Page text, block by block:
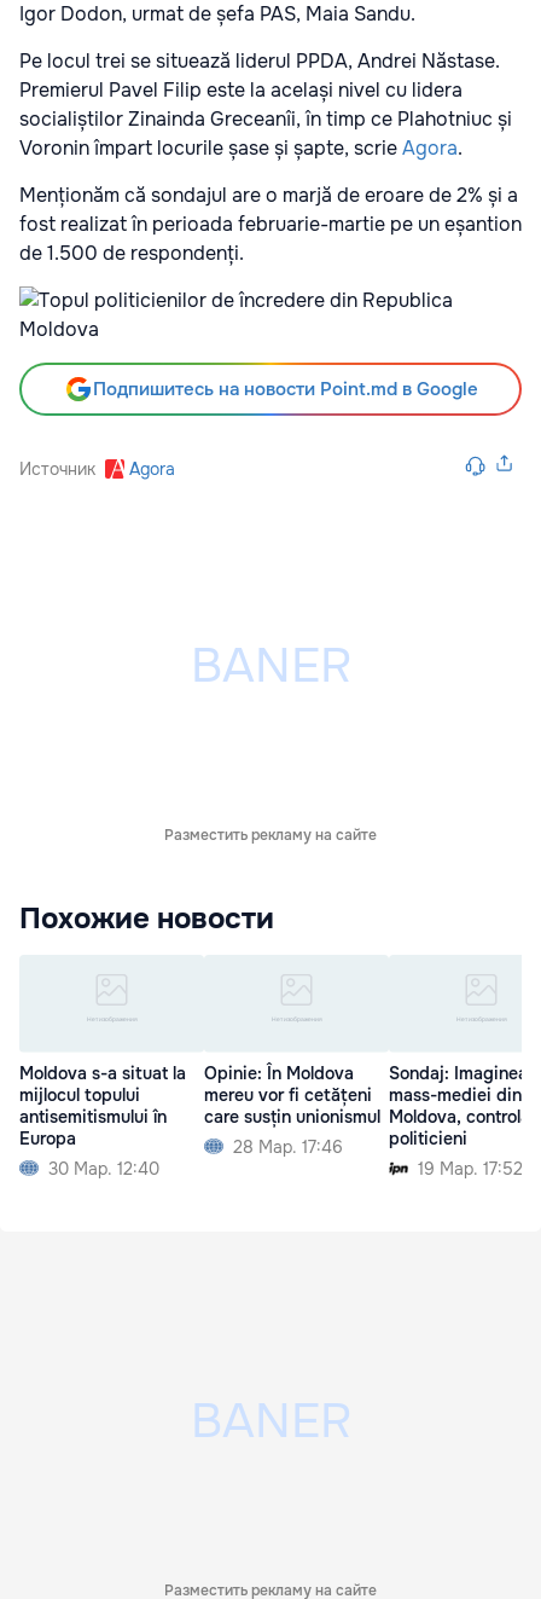
Igor Dodon, urmat de șefa PAS, Maia Sandu.
Pe locul trei se situează liderul PPDA, Andrei Năstase.
Premierul Pavel Filip este la același nivel cu lidera
socialiștilor Zinainda Greceanîi, în timp ce Plahotniuc și
Voronin împart locurile șase și șapte, scrieAgora.
Menționăm că sondajul are o marjă de eroare de 2% și a
fost realizat în perioada februarie-martie pe un eșantion
de 1.500 de respondenți.
Подпишитесь на новости Point.md в Google
Источник Agora
Разместить рекламу на сайте
Похожие новости
Moldova s-a situat la
mijlocul topului
antisemitismului în
Europa
30 Мар. 12:40
Opinie: În Moldova
mereu vor fi cetățeni
care susțin unionismul
28 Мар. 17:46
Sondaj: Imaginea
mass-mediei din
Moldova,
politicieni
19 Мар. 17:52
Разместить рекламу на сайте